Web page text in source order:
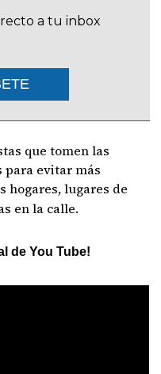
a tu inbox
que tomen las
para evitar más
hogares, lugares de
en la calle.
de You Tube!